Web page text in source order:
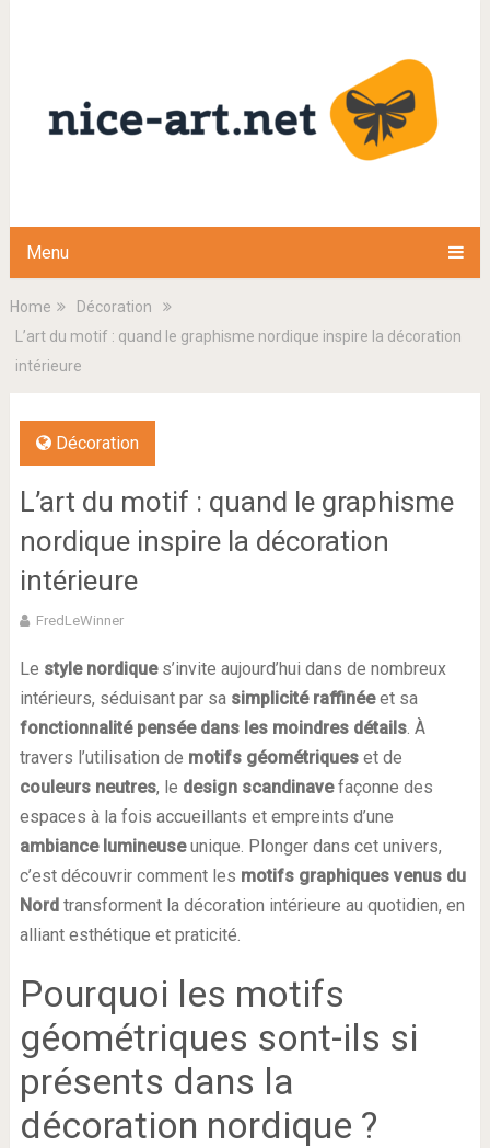
Menu
Home
Décoration
L’art du motif : quand le graphisme nordique inspire la décoration
intérieure
Décoration
L’art du motif : quand le graphisme
nordique inspire la décoration
intérieure
FredLeWinner
Le style nordiques’invite aujourd’hui dans de nombreux
intérieurs, séduisant par sa simplicité raffinéeet sa
fonctionnalité pensée dans les moindres détails. À
travers l’utilisation de motifs géométriqueset de
couleurs neutres, le design scandinavefaçonne des
espaces à la fois accueillants et empreints d’une
ambiance lumineuseunique. Plonger dans cet univers,
c’est découvrir comment les motifs graphiques venus du
Nordtransforment la décoration intérieure au quotidien, en
alliant esthétique et praticité.
Pourquoi les motifs
géométriques sont-ils si
présents dans la
décoration nordique ?